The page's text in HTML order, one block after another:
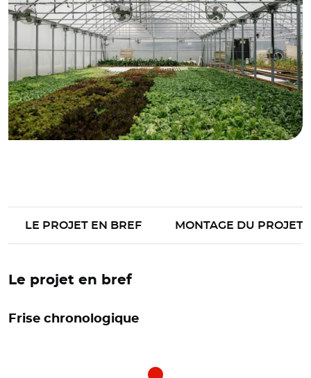
LE PROJET EN BREF MONTAGE DU PROJET
Le projet en bref
Frise chronologique